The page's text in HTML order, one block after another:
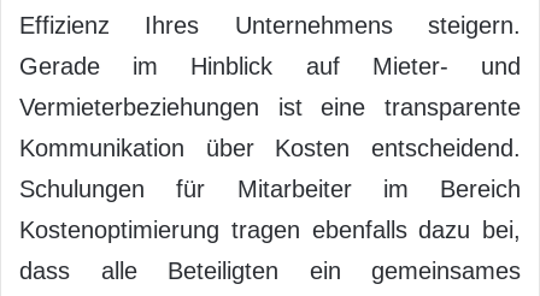
Effizienz Ihres Unternehmens steigern.
Gerade im Hinblick auf Mieter- und
Vermieterbeziehungen ist eine transparente
Kommunikation über Kosten entscheidend.
Schulungen für Mitarbeiter im Bereich
Kostenoptimierung tragen ebenfalls dazu bei,
dass alle Beteiligten ein gemeinsames